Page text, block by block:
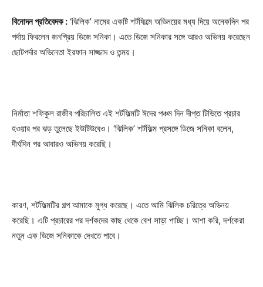
বিনোদন প্রতিবেদক : ‘ঝিলিক’ নামের একটি শর্টফিল্মে অভিনয়ের মধ্য দিয়ে অনেকদিন পর
পর্দায় ফিরলেন জনপ্রিয় ডিজে সনিকা। এতে ডিজে সনিকার সঙ্গে আরও অভিনয় করেছেন
ছোটপর্দার অভিনেতা ইরফান সাজ্জাদ ও তন্ময়।
নির্মাতা শফিকুল রাজীব পরিচালিত এই শর্টফিল্মটি ঈদের পঞ্চম দিন দীপ্ত টিভিতে প্রচার
হওয়ার পর ঝড় তুলেছে ইউটিউবেও। ‘ঝিলিক’ শর্টফিল্ম প্রসঙ্গে ডিজে সনিকা বলেন,
দীর্ঘদিন পর আবারও অভিনয় করেছি।
কারণ, শর্টফিল্মটির গল্প আমাকে মুগ্ধ করেছে। এতে আমি ঝিলিক চরিত্রে অভিনয়
করেছি। এটি প্রচারের পর দর্শকদের কাছ থেকে বেশ সাড়া পাচ্ছি। আশা করি, দর্শকেরা
নতুন এক ডিজে সনিকাকে দেখতে পাবে।